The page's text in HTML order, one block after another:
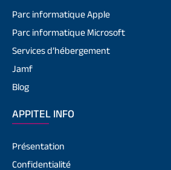
Parc informatique Apple
Parc informatique Microsoft
Services d’hébergement
Jamf
Blog
APPITEL INFO
Présentation
Confidentialité